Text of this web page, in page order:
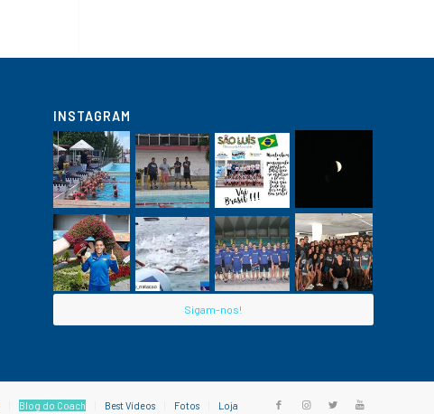
INSTAGRAM
Sigam-nos!
Blog do Coach Best Vídeos Fotos Loja